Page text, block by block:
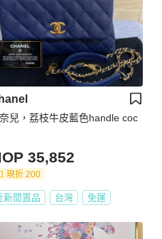
兒，荔枝牛皮藍色handle coc
35,852
現折 200
新閒置品 台灣 免運